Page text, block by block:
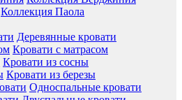
Коллекция Паола
Деревянные кровати
Кровати с матрасом
Кровати из сосны
Кровати из березы
Односпальные кровати